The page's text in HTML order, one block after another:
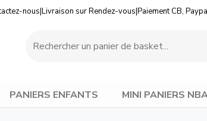
nous|Livraison sur Rendez-vous|Paiement CB,
PANIERS ENFANTS MINI PANIERS